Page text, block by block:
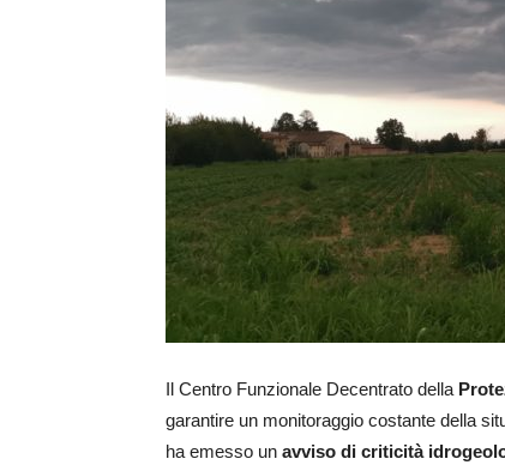
Il Centro Funzionale Decentrato della
garantire un monitoraggio costante della
ha emesso un avviso di criticità